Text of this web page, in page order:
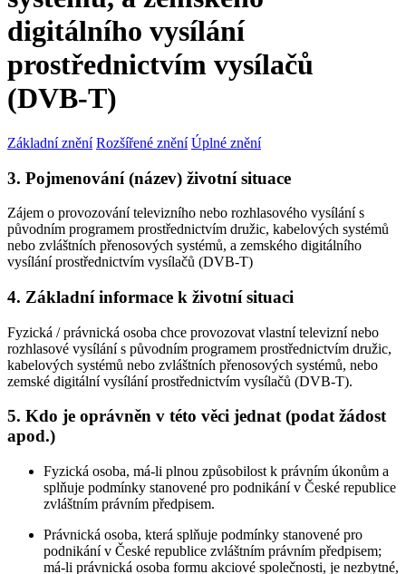
digitálního vysílání
prostřednictvím vysílačů
(DVB-T)
Základní znění Rozšířené znění Úplné znění
3. Pojmenování (název) životní situace
Zájem o provozování televizního nebo rozhlasového vysílání s
původním programem prostřednictvím družic, kabelových systémů
nebo zvláštních přenosových systémů, a zemského digitálního
vysílání prostřednictvím vysílačů (DVB-T)
4. Základní informace k životní situaci
Fyzická / právnická osoba chce provozovat vlastní televizní nebo
rozhlasové vysílání s původním programem prostřednictvím družic,
kabelových systémů nebo zvláštních přenosových systémů, nebo
zemské digitální vysílání prostřednictvím vysílačů (DVB-T).
5. Kdo je oprávněn v této věci jednat (podat žádost
apod.)
Fyzická osoba, má-li plnou způsobilost k právním úkonům a
splňuje podmínky stanovené pro podnikání v České republice
zvláštním právním předpisem.
Právnická osoba, která splňuje podmínky stanovené pro
podnikání v České republice zvláštním právním předpisem;
má-li právnická osoba formu akciové společnosti, je nezbytné,